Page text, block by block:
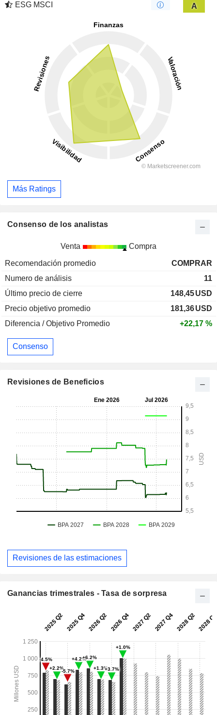
ESG MSCI A
Más Ratings
Consenso de los analistas
Venta Compra
Recomendación promedio
COMPRAR
Numero de análisis
11
Último precio de cierre
148,45USD
Precio objetivo promedio
181,36USD
Diferencia / Objetivo Promedio
+22,17 %
Consenso
Revisiones de Beneficios
Revisiones de las estimaciones
Ganancias trimestrales - Tasa de sorpresa